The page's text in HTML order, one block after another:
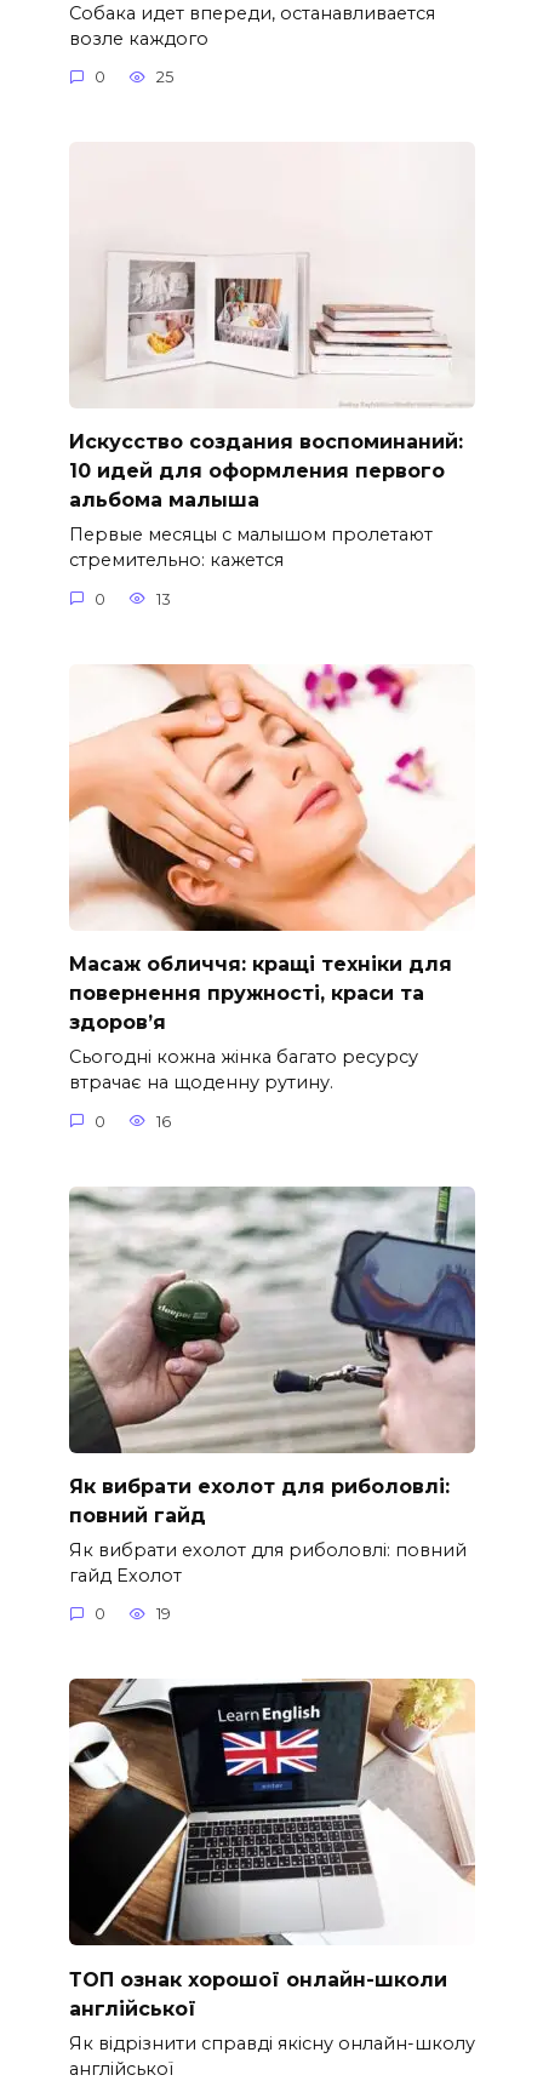
Собака идет впереди, останавливается
возле каждого
0 25
Искусство создания воспоминаний:
10 идей для оформления первого
альбома малыша
Первые месяцы с малышом пролетают
стремительно: кажется
0 13
Масаж обличчя: кращі техніки для
повернення пружності, краси та
здоров’я
Сьогодні кожна жінка багато ресурсу
втрачає на щоденну рутину.
0 16
Як вибрати ехолот для риболовлі:
повний гайд
Як вибрати ехолот для риболовлі: повний
гайд Ехолот
0 19
ТОП ознак хорошої онлайн-школи
англійської
Як відрізнити справді якісну онлайн-школу
англійської